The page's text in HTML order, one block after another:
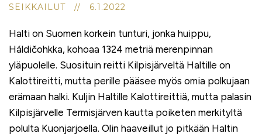
SEIKKAILUT // 6.1.2022
Halti on Suomen korkein tunturi, jonka huippu,
Háldičohkka, kohoaa 1324 metriä merenpinnan
yläpuolelle. Suosituin reitti Kilpisjärveltä Haltille on
Kalottireitti, mutta perille pääsee myös omia polkujaan
erämaan halki. Kuljin Haltille Kalottireittiä, mutta palasin
Kilpisjärvelle Termisjärven kautta poiketen merkityltä
polulta Kuonjarjoella. Olin haaveillut jo pitkään Haltin